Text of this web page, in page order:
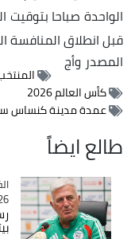
الواحدة صباحا بتوقيت
قبل انطلاق المنافسة
المصدروأج
المنتخب
كأس العالم 2026
عمدة مدينة كنساس سيتي
طالع ايضاً